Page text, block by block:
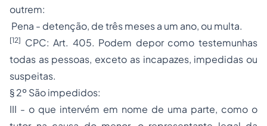
outrem:
Pena - detenção, de três meses a um ano, ou multa.
[12] CPC: Art. 405. Podem depor como testemunhas
todas as pessoas, exceto as incapazes, impedidas ou
suspeitas.
§ 2º São impedidos:
III - o que intervém em nome de uma parte, como o